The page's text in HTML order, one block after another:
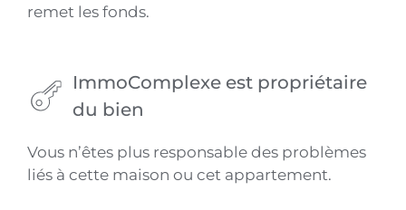
remet les fonds.
ImmoComplexe est propriétaire
du bien
Vous n’êtes plus responsable des problèmes
liés à cette maison ou cet appartement.